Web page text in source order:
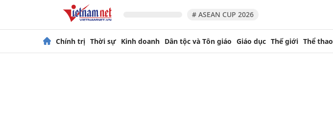
# ASEAN CUP 2026
Chính trị Thời sự Kinh doanh Dân tộc và Tôn giáo Giáo dục Thế giới Thể thao